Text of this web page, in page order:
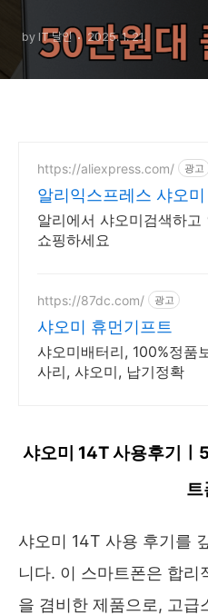
by IT 달인 2025. 1. 21.
https://aliexpress.com/ 광고
알리익스프레스 샤오
의 특가
알리에서 샤오미검색하
쇼핑하세요
https://87dc.com/ 광고
샤오미 휴먼기프트
샤오미배터리, 100%정품
사리, 샤오미, 납기정확
샤오미 14T 사용후기ㅣ
트
샤오미 14T 사용 후기를
니다. 이 스마트폰은 합리
을 겸비한 제품으로, 고급